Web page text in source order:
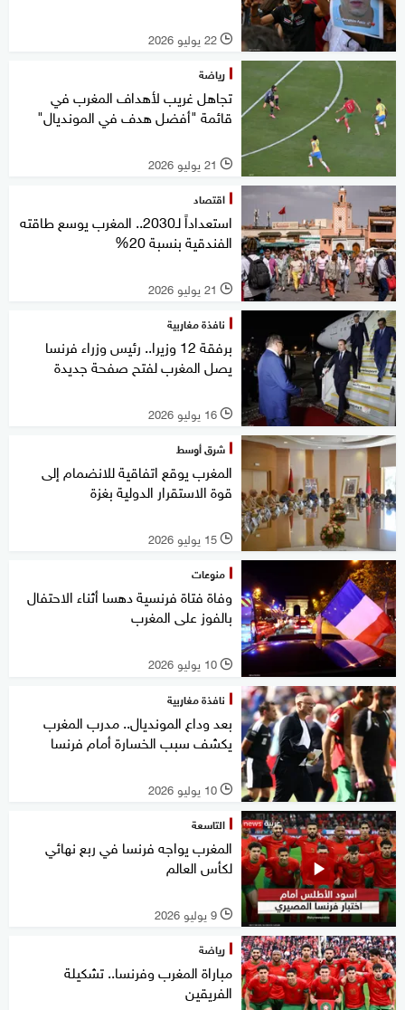
l 22 يوليو 2026
رياضة
تجاهل غريب لأهداف المغرب في
قائمة "أفضل هدف في المونديال"
l 21 يوليو 2026
اقتصاد
استعداداً لـ2030.. المغرب يوسع طاقته
الفندقية بنسبة 20%
l 21 يوليو 2026
نافذة مغاربية
برفقة 12 وزيرا.. رئيس وزراء فرنسا
يصل المغرب لفتح صفحة جديدة
l 16 يوليو 2026
شرق أوسط
المغرب يوقع اتفاقية للانضمام إلى
قوة الاستقرار الدولية بغزة
l 15 يوليو 2026
منوعات
وفاة فتاة فرنسية دهسا أثناء الاحتفال
بالفوز على المغرب
l 10 يوليو 2026
نافذة مغاربية
بعد وداع المونديال.. مدرب المغرب
يكشف سبب الخسارة أمام فرنسا
l 10 يوليو 2026
التاسعة
المغرب يواجه فرنسا في ربع نهائي
لكأس العالم
l 9 يوليو 2026
رياضة
مباراة المغرب وفرنسا.. تشكيلة
الفريقين